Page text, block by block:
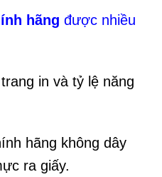
hãng được nhiều
in và tỷ lệ năng
hãng không dây
ra giấy.